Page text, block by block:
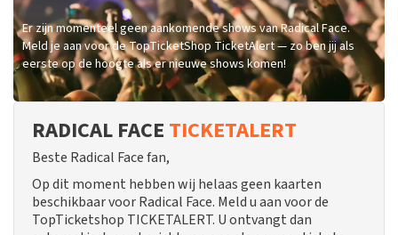
Er zijn momenteel geen aankomende shows van Radical Face.
Meld je aan voor de TopTicketShop TicketAlert — zo ben jij als
eerste op de hoogte als er nieuwe shows komen!
RADICAL FACE TICKETALERT
Beste Radical Face fan,
Op dit moment hebben wij helaas geen kaarten
beschikbaar voor Radical Face. Meld u aan voor de
TopTicketshop TICKETALERT. U ontvangt dan